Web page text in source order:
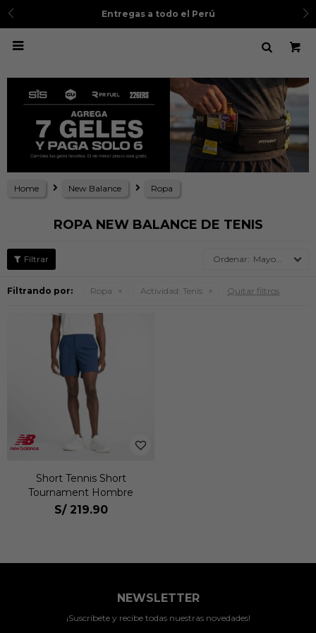
Entregas a todo el Perú

Home New Balance Ropa
ROPA NEW BALANCE DE TENIS
Mayor precio
Filtrando por: Ropa Actividad: Tenis Quitar filtros
Short Tennis Short
Tournament Hombre
S/ 219.90
NEWSLETTER
¡Suscríbete y recibe todas nuestras novedades!